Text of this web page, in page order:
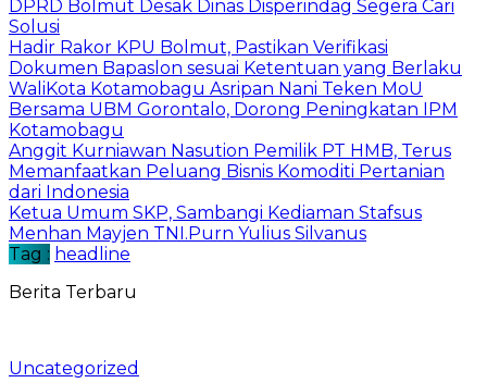
DPRD Bolmut Desak Dinas Disperindag Segera Cari
Solusi
Hadir Rakor KPU Bolmut, Pastikan Verifikasi
Dokumen Bapaslon sesuai Ketentuan yang Berlaku
WaliKota Kotamobagu Asripan Nani Teken MoU
Bersama UBM Gorontalo, Dorong Peningkatan IPM
Kotamobagu
Anggit Kurniawan Nasution Pemilik PT HMB, Terus
Memanfaatkan Peluang Bisnis Komoditi Pertanian
dari Indonesia
Ketua Umum SKP, Sambangi Kediaman Stafsus
Menhan Mayjen TNI.Purn Yulius Silvanus
Tag : headline
Berita Terbaru
Uncategorized